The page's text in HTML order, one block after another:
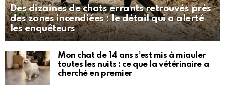
Des dizaines de chats errants retrouvés près
des zones incendiées : le détail qui a alerté
les enquêteurs
Mon chat de 14 ans s’est mis à miauler
toutes les nuits : ce que la vétérinaire a
cherché en premier